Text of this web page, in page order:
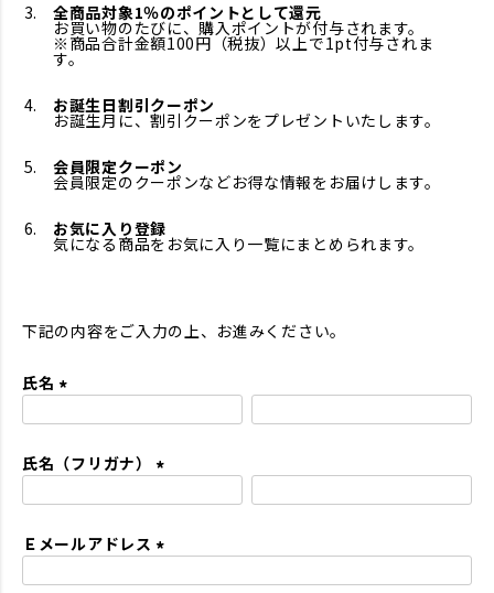
全商品対象1％のポイントとして還元
お買い物のたびに、購入ポイントが付与されます。
※商品合計金額100円（税抜）以上で1pt付与されま
す。
お誕生日割引クーポン
お誕生月に、割引クーポンをプレゼントいたします。
会員限定クーポン
会員限定のクーポンなどお得な情報をお届けします。
お気に入り登録
気になる商品をお気に入り一覧にまとめられます。
下記の内容をご入力の上、お進みください。
氏名
須
氏名（フリガナ）
須
Ｅメールアドレス